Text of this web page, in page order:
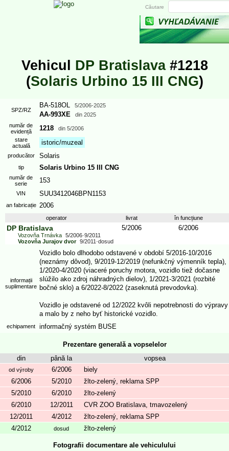
Vehicul DP Bratislava#1218
(Solaris Urbino 15 III CNG)
SPZ/RZ
BA-518OL 5/2006-2025
AA-993XE din 2025
număr de
evidență
1218 din 5/2006
stare
actuală
istoric/muzeal
producător Solaris
tip Solaris Urbino 15 III CNG
număr de
serie
153
VIN SUU3412046BPN1153
an fabricație 2006
operator livrat în funcțiune
DP Bratislava 5/2006 6/2006
Vozovňa Trnávka 5/2006-9/2011
Vozovňa Jurajov dvor 9/2011-dosud
informații
suplimentare
Vozidlo bolo dlhodobo odstavené v období 5/2016-10/2016
(neznámy dôvod), 9/2019-12/2019 (nefunkčný výmenník tepla),
1/2020-4/2020 (viaceré poruchy motora, vozidlo tiež dočasne
slúžilo ako zdroj náhradných dielov), 1/2021-3/2021 (rozbité
bočné sklo) a 6/2022-8/2022 (zaseknutá prevodovka).
Vozidlo je odstavené od 12/2022 kvôli nepotrebnosti do výpravy
a malo by z neho byť historické vozidlo.
echipament informačný systém BUSE
Prezentare generală a vopselelor
din
până la vopsea
od výroby 6/2006
biely
6/2006
5/2010
žlto-zelený, reklama SPP
5/2010
6/2010
žlto-zelený
6/2010
12/2011
CVR ZOO Bratislava, tmavozelený
12/2011
4/2012
žlto-zelený, reklama SPP
4/2012
dosud žlto-zelený
Fotografii documentare ale vehiculului
Căutare